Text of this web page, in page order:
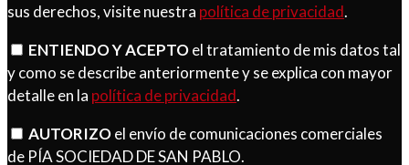
sus derechos, visite nuestra política de privacidad.
ENTIENDO Y ACEPTOel tratamiento de mis datos tal
y como se describe anteriormente y se explica con mayor
detalle en la política de privacidad.
AUTORIZOel envío de comunicaciones comerciales
de PÍA SOCIEDAD DE SAN PABLO.